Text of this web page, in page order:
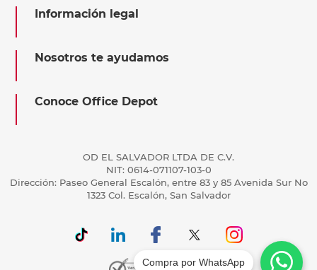
Información legal
Nosotros te ayudamos
Conoce Office Depot
OD EL SALVADOR LTDA DE C.V.
NIT: 0614-071107-103-0
Dirección: Paseo General Escalón, entre 83 y 85 Avenida Sur No
1323 Col. Escalón, San Salvador
Compra por WhatsApp